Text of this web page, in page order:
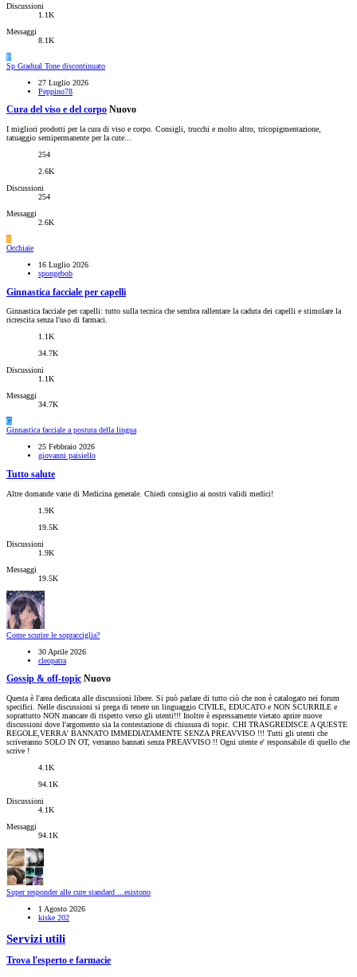
Discussioni
1.1K
Messaggi
8.1K
P
Sp Gradual Tone discontinuato
27 Luglio 2026
Peppino78
Cura del viso e del corpo Nuovo
I migliori prodotti per la cura di viso e corpo. Consigli, trucchi e molto altro, tricopigmentazione,
tatuaggio semipermanente per la cute...
254
2.6K
Discussioni
254
Messaggi
2.6K
S
Occhiaie
16 Luglio 2026
spongebob
Ginnastica facciale per capelli
Ginnastica facciale per capelli: tutto sulla tecnica che sembra rallentare la caduta dei capelli e stimolare la
ricrescita senza l'uso di farmaci.
1.1K
34.7K
Discussioni
1.1K
Messaggi
34.7K
G
Ginnastica facciale a postura della lingua
25 Febbraio 2026
giovanni paisiello
Tutto salute
Altre domande varie di Medicina generale. Chiedi consiglio ai nostri validi medici!
1.9K
19.5K
Discussioni
1.9K
Messaggi
19.5K
Come scurire le sopracciglia?
30 Aprile 2026
cleopatra
Gossip & off-topic Nuovo
Questa è l'area dedicata alle discussioni libere. Si può parlare di tutto ciò che non è catalogato nei forum
specifici. Nelle discussioni si prega di tenere un linguaggio CIVILE, EDUCATO e NON SCURRILE e
soprattutto NON mancare di rispetto verso gli utenti!!! Inoltre è espressamente vietato aprire nuove
discussioni dove l'argomento sia la contestazione di chiusura di topic. CHI TRASGREDISCE A QUESTE
REGOLE,VERRA' BANNATO IMMEDIATAMENTE SENZA PREAVVISO !!! Tutti gli utenti che
scriveranno SOLO IN OT, verranno bannati senza PREAVVISO !! Ogni utente e' responsabile di quello che
scrive !
4.1K
94.1K
Discussioni
4.1K
Messaggi
94.1K
Super responder alle cure standard ...esistono
1 Agosto 2026
kiske 202
Servizi utili
Trova l'esperto e farmacie